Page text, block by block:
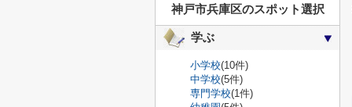
神戸市兵庫区のスポット選択
学ぶ
小学校(10件)
中学校(5件)
専門学校(1件)